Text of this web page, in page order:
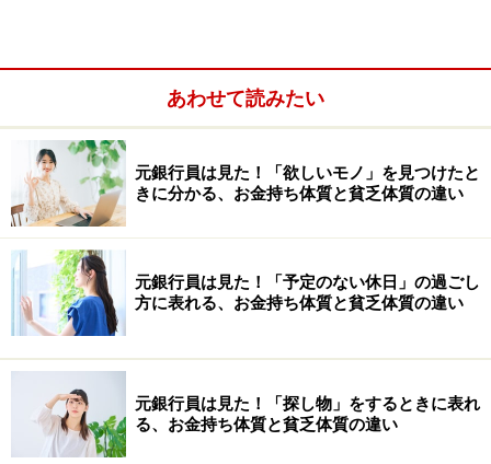
家計の見直しに役立てる
通帳が振り返りのツールとして役立つのは、お金の流れ
から家計を見直せる点にあります。
通帳は連続して記録されており、入金欄と出金欄に分か
れてはいるものの、プラス・マイナスの判断がつきにく
いものです。まずは入金欄と出金欄を個別に計算し、そ
の月の家計がプラスになっているのか、マイナスになっ
ているのかを把握することから始めましょう。
あわせて読みたい
元銀行員は見た！「欲しいモノ」を見つけたと
きに分かる、お金持ち体質と貧乏体質の違い
元銀行員は見た！「予定のない休日」の過ごし
方に表れる、お金持ち体質と貧乏体質の違い
元銀行員は見た！「探し物」をするときに表れ
る、お金持ち体質と貧乏体質の違い